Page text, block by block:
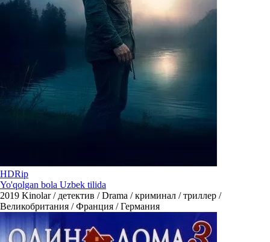
HDRip
Yo'qolgan bola Uzbek tilida
2019 Kinolar / детектив / Drama / криминал / триллер /
Великобритания / Франция / Германия